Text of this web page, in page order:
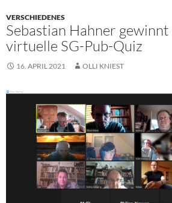
VERSCHIEDENES
Sebastian Hahner gewinnt
virtuelle SG-Pub-Quiz
16. APRIL 2021 OLLI KNIEST